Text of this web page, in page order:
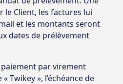
le Client, les factures lui
et les montants seront
dates de prélèvement
par virement
Twikey », l’échéance de